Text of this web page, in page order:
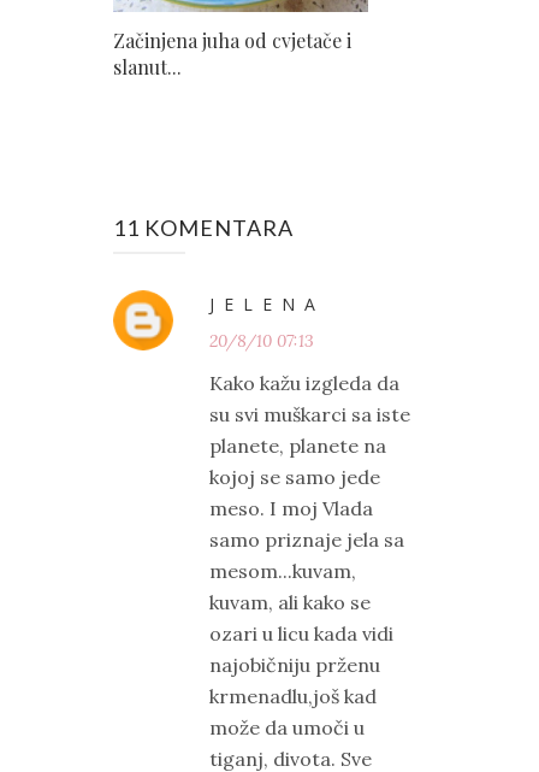
Začinjena juha od cvjetače i
slanut...
11 KOMENTARA
J E L E N A
20/8/10 07:13
Kako kažu izgleda da
su svi muškarci sa iste
planete, planete na
kojoj se samo jede
meso. I moj Vlada
samo priznaje jela sa
mesom...kuvam,
kuvam, ali kako se
ozari u licu kada vidi
najobičniju prženu
krmenadlu,još kad
može da umoči u
tiganj, divota. Sve